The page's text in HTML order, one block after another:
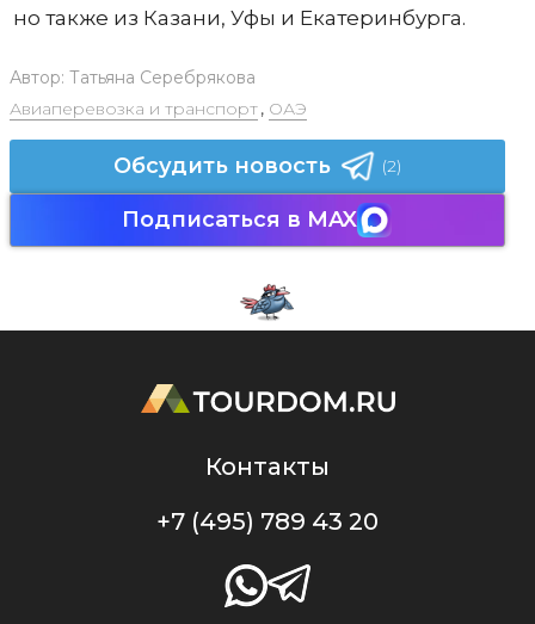
но также из Казани, Уфы и Екатеринбурга.
Автор: Татьяна Серебрякова
Авиаперевозка и транспорт, ОАЭ
Обсудить новость (2)
Подписаться в MAX
Контакты
+7 (495) 789 43 20